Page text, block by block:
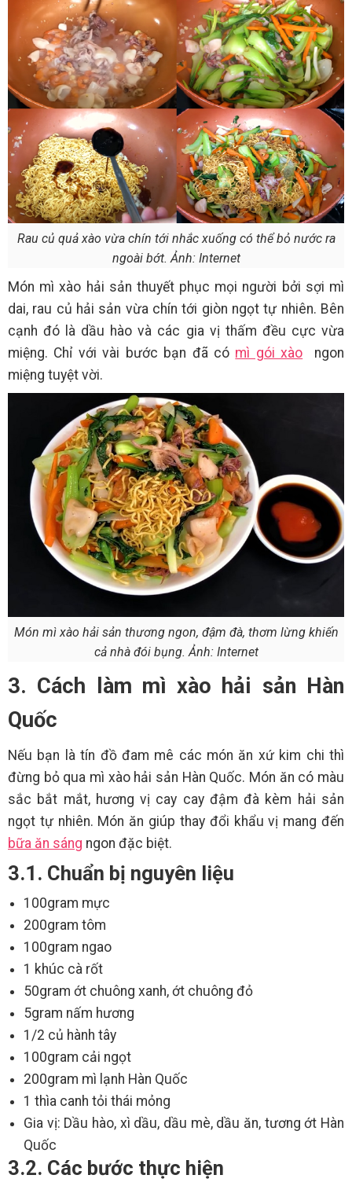
Rau củ quả xào vừa chín tới nhắc xuống có thể bỏ nước ra
ngoài bớt. Ảnh: Internet
Món mì xào hải sản thuyết phục mọi người bởi sợi mì
dai, rau củ hải sản vừa chín tới giòn ngọt tự nhiên. Bên
cạnh đó là dầu hào và các gia vị thấm đều cực vừa
miệng. Chỉ với vài bước bạn đã có mì gói xào ngon
miệng tuyệt vời.
Món mì xào hải sản thương ngon, đậm đà, thơm lừng khiến
cả nhà đói bụng. Ảnh: Internet
3. Cách làm mì xào hải sản Hàn
Quốc
Nếu bạn là tín đồ đam mê các món ăn xứ kim chi thì
đừng bỏ qua mì xào hải sản Hàn Quốc. Món ăn có màu
sắc bắt mắt, hương vị cay cay đậm đà kèm hải sản
ngọt tự nhiên. Món ăn giúp thay đổi khẩu vị mang đến
bữa ăn sáng ngon đặc biệt.
3.1. Chuẩn bị nguyên liệu
100gram mực
200gram tôm
100gram ngao
1 khúc cà rốt
50gram ớt chuông xanh, ớt chuông đỏ
5gram nấm hương
1/2 củ hành tây
100gram cải ngọt
200gram mì lạnh Hàn Quốc
1 thìa canh tỏi thái mỏng
Gia vị: Dầu hào, xì dầu, dầu mè, dầu ăn, tương ớt Hàn
Quốc
3.2. Các bước thực hiện